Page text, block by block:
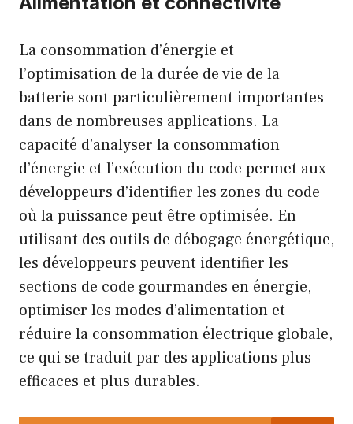
La consommation d’énergie et
l’optimisation de la durée de vie de la
batterie sont particulièrement importantes
dans de nombreuses applications. La
capacité d’analyser la consommation
d’énergie et l’exécution du code permet aux
développeurs d’identifier les zones du code
où la puissance peut être optimisée. En
utilisant des outils de débogage énergétique,
les développeurs peuvent identifier les
sections de code gourmandes en énergie,
optimiser les modes d’alimentation et
réduire la consommation électrique globale,
ce qui se traduit par des applications plus
efficaces et plus durables.